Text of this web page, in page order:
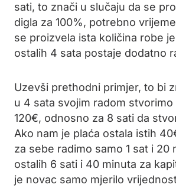
sati, to znači u slučaju da se
digla za 100%, potrebno
se proizvela ista količina robe
ostalih 4 sata postaje dodatno
Uzevši prethodni primjer, to bi
u 4 sata svojim radom
120€, odnosno za 8 sati da
Ako nam je plaća ostala istih
za sebe radimo samo 1 sat i 20
ostalih 6 sati i 40 minuta za
je novac samo mjerilo